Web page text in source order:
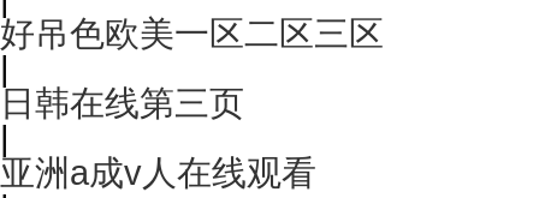
好吊色欧美一区二区三区
|
日韩在线第三页
|
亚洲a成v人在线观看